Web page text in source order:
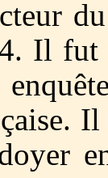
du
Il fut